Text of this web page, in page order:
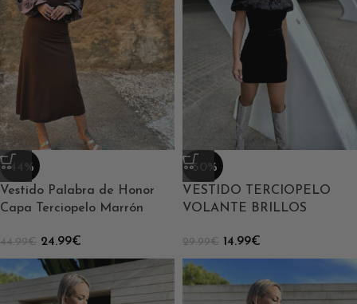
-44%
Vestido Palabra de Honor
Capa Terciopelo Marrón
44.99€ 24.99€
-50%
VESTIDO TERCIOPELO
VOLANTE BRILLOS
29.99€ 14.99€